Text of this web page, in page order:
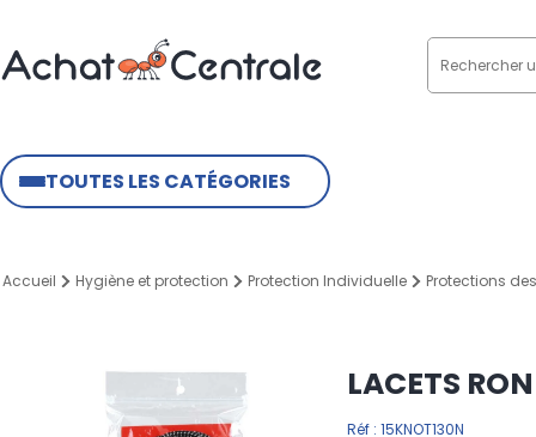
TOUTES LES CATÉGORIES
Accueil Hygiène et protection Protection Individuelle Protections
LACETS
Réf : 15KNOT130N